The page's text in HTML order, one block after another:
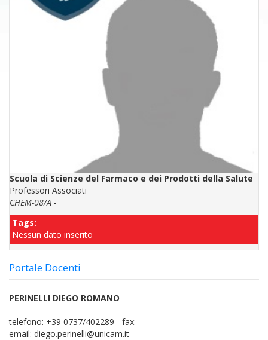
Scuola di Scienze del Farmaco e dei Prodotti della Salute
Professori Associati
CHEM-08/A -
Tags:
Nessun dato inserito
Portale Docenti
PERINELLI DIEGO ROMANO
telefono: +39 0737/402289 - fax:
email: diego.perinelli@unicam.it